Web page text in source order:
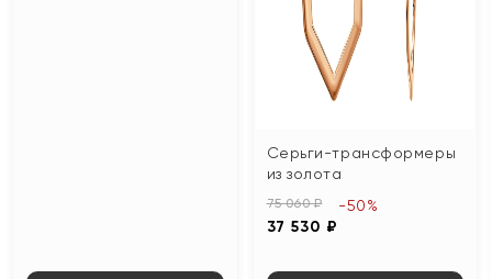
Серьги-трансформеры
из золота
75 060 ₽
37 530 ₽
-50%